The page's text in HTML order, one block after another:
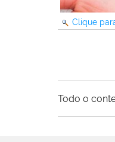
Clique
Todo o